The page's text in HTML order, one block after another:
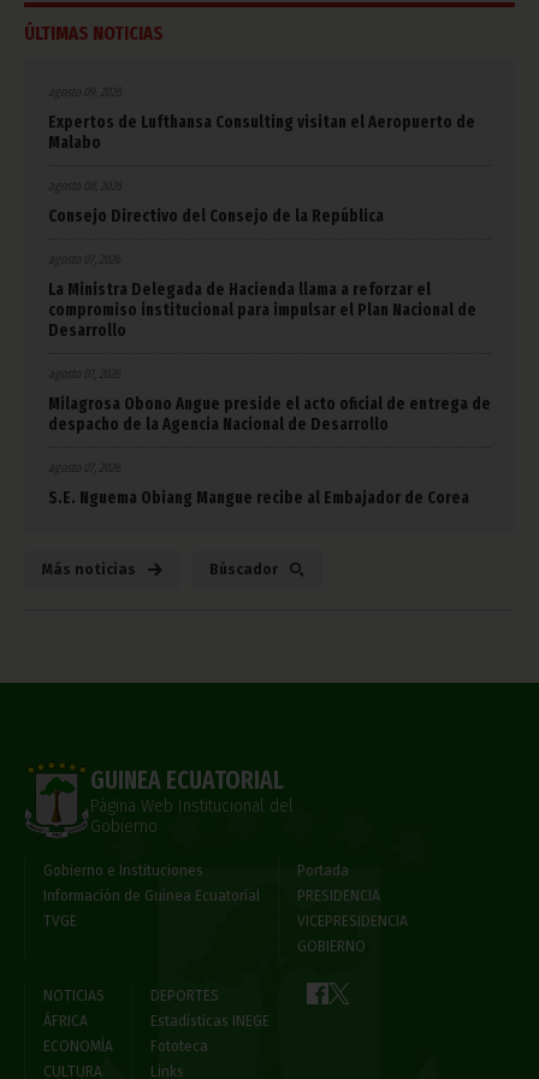
ÚLTIMAS NOTICIAS
agosto 09, 2026
Expertos de Lufthansa Consulting visitan el Aeropuerto de
Malabo
Consejo Directivo del Consejo de la República
agosto 07, 2026
La Ministra Delegada de Hacienda llama a reforzar el
compromiso institucional para impulsar el Plan Nacional de
Desarrollo
agosto 07, 2026
Milagrosa Obono Angue preside el acto oficial de entrega de
despacho de la Agencia Nacional de Desarrollo
agosto 07, 2026
S.E. Nguema Obiang Mangue recibe al Embajador de Corea
Más noticias Búscador
GUINEA ECUATORIAL
Página Web Institucional del
Gobierno
Gobierno e Instituciones
Información de Guinea Ecuatorial
TVGE
Portada
PRESIDENCIA
VICEPRESIDENCIA
GOBIERNO
NOTICIAS
ÁFRICA
ECONOMÍA
CULTURA
DEPORTES
Estadísticas INEGE
Fototeca
Links